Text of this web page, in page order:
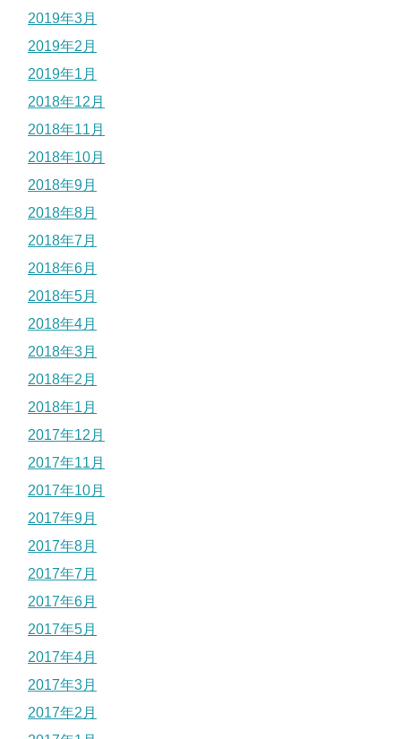
2019年3月
2019年2月
2019年1月
2018年12月
2018年11月
2018年10月
2018年9月
2018年8月
2018年7月
2018年6月
2018年5月
2018年4月
2018年3月
2018年2月
2018年1月
2017年12月
2017年11月
2017年10月
2017年9月
2017年8月
2017年7月
2017年6月
2017年5月
2017年4月
2017年3月
2017年2月